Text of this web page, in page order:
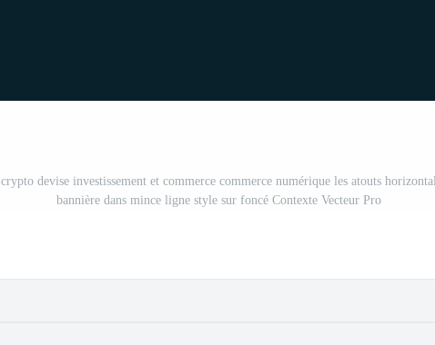
crypto devise investissement et commerce commerce numérique les atouts horizontal
bannière dans mince ligne style sur foncé Contexte Vecteur Pro